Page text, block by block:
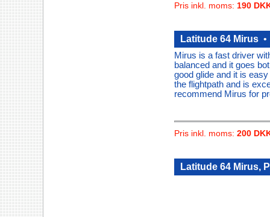
Pris inkl. moms: 190
Latitude 64 Mirus
Mirus is a fast driver
balanced and it goes
good glide and it is
the flightpath and is
recommend Mirus for
Pris inkl. moms: 200
Latitude 64 Mirus,